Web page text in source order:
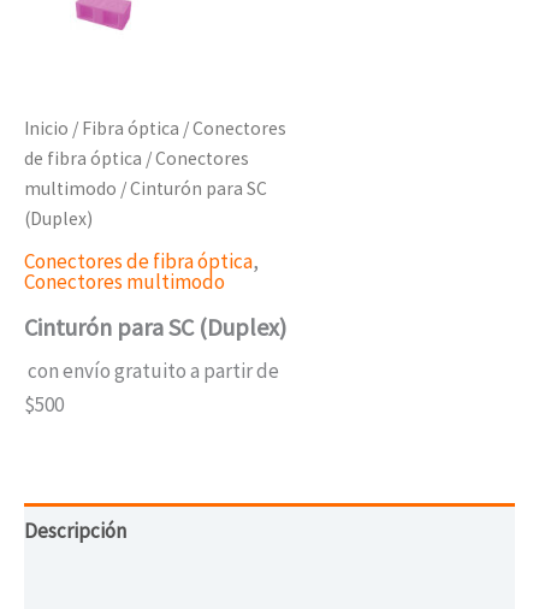
Inicio / Fibra óptica /Conectores
de fibra óptica /Conectores
multimodo / Cinturón para SC
(Duplex)
Conectores de fibra óptica,
Conectores multimodo
Cinturón para SC (Duplex)
con envío gratuito a partir de
$500
Descripción